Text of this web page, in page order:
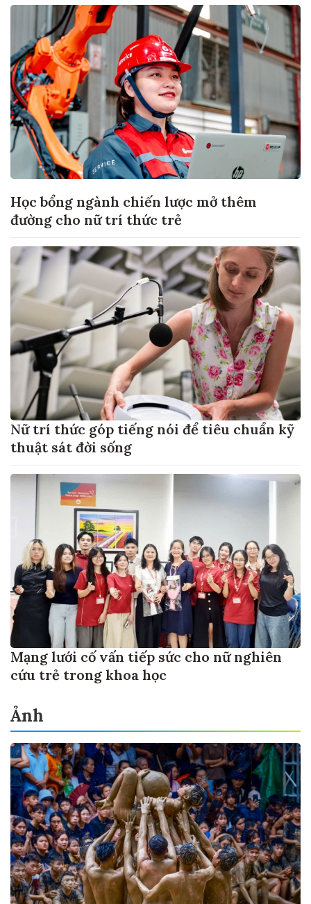
Học bổng ngành chiến lược mở thêm
đường cho nữ trí thức trẻ
Nữ trí thức góp tiếng nói để tiêu chuẩn kỹ
thuật sát đời sống
Mạng lưới cố vấn tiếp sức cho nữ nghiên
cứu trẻ trong khoa học
Ảnh